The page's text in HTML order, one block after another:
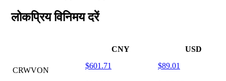
लोकप्रिय विनिमय दरें
CNY USD
CRWVON
$601.71 $89.01